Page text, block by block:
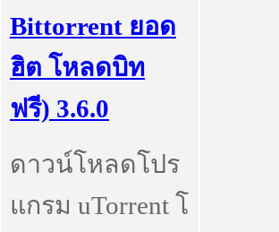
Bittorrent ยอด
ฮิต โหลดบิท
ฟรี) 3.6.0
ดาวน์โหลดโปร
แกรม uTorrent โ